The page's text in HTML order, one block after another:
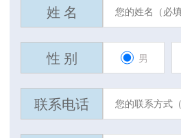
姓 名
性 别 男
联系电话